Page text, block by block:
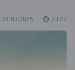
01.03.2025 23:22